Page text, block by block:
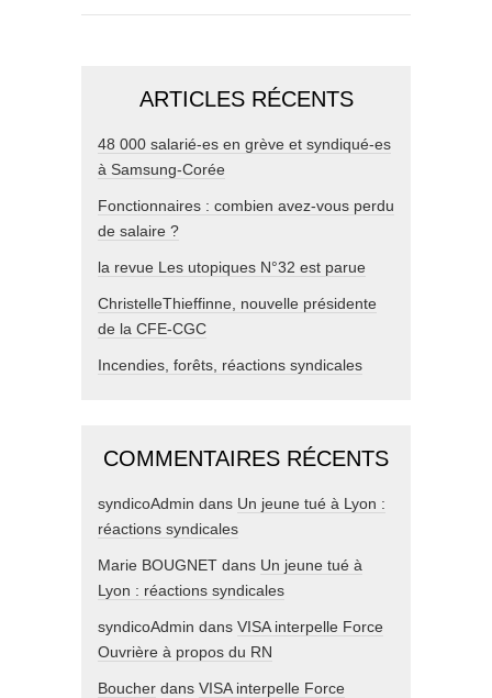
ARTICLES RÉCENTS
48 000 salarié-es en grève et syndiqué-es
à Samsung-Corée
Fonctionnaires : combien avez-vous perdu
de salaire ?
la revue Les utopiques N°32 est parue
ChristelleThieffinne, nouvelle présidente
de la CFE-CGC
Incendies, forêts, réactions syndicales
COMMENTAIRES RÉCENTS
syndicoAdmin dans Un jeune tué à Lyon :
réactions syndicales
Marie BOUGNET dans Un jeune tué à
Lyon : réactions syndicales
syndicoAdmin dans VISA interpelle Force
Ouvrière à propos du RN
Boucher dans VISA interpelle Force